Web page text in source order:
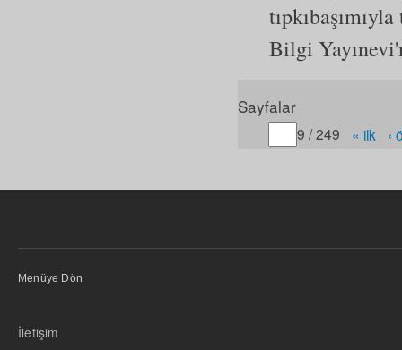
Bilgi
Sayfalar
Gitmek istediğiniz
9 / 249 « ilk ‹
Menüye Dön
İletişim